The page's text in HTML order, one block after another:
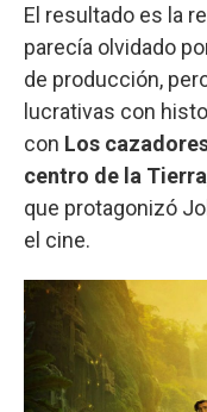
El resultado es la
parecía olvidado
de producción,
lucrativas con
con Los
centro de la
que protagonizó
el cine.